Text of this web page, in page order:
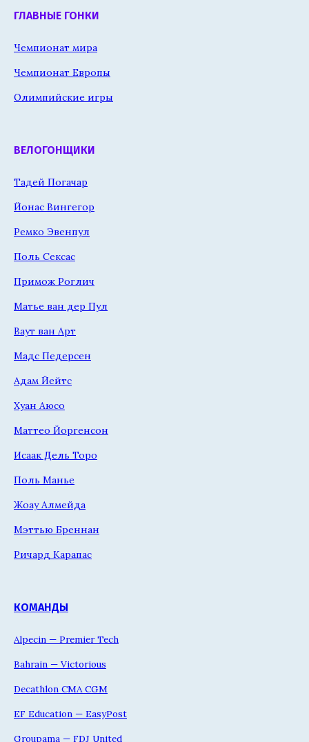
ГЛАВНЫЕ ГОНКИ
Чемпионат мира
Чемпионат Европы
Олимпийские игры
ВЕЛОГОНЩИКИ
Тадей Погачар
Йонас Вингегор
Ремко Эвенпул
Поль Сексас
Примож Роглич
Матье ван дер Пул
Ваут ван Арт
Мадс Педерсен
Адам Йейтс
Хуан Аюсо
Маттео Йоргенсон
Исаак Дель Торо
Поль Манье
Жоау Алмейда
Мэттью Бреннан
Ричард Карапас
КОМАНДЫ
Alpecin — Premier Tech
Bahrain — Victorious
Decathlon CMA CGM
EF Education — EasyPost
Groupama — FDJ United